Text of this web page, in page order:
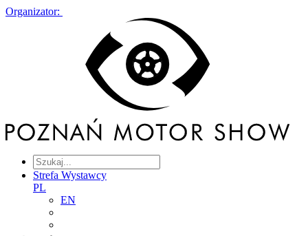
Organizator:
Strefa Wystawcy
PL
EN